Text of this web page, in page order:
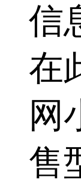
信
在
网
售